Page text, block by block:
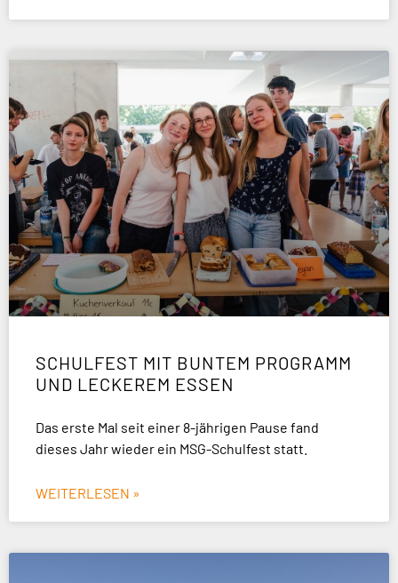
SCHULFEST MIT BUNTEM PROGRAMM
UND LECKEREM ESSEN
Das erste Mal seit einer 8-jährigen Pause fand
dieses Jahr wieder ein MSG-Schulfest statt.
WEITERLESEN »